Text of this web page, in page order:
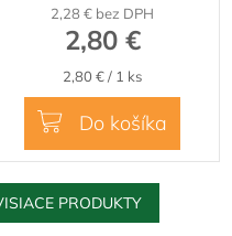
2,28 € bez DPH
2,80 €
Jednotková
cena:
2,80 € / 1 ks
Do košíka
PRODUKTY